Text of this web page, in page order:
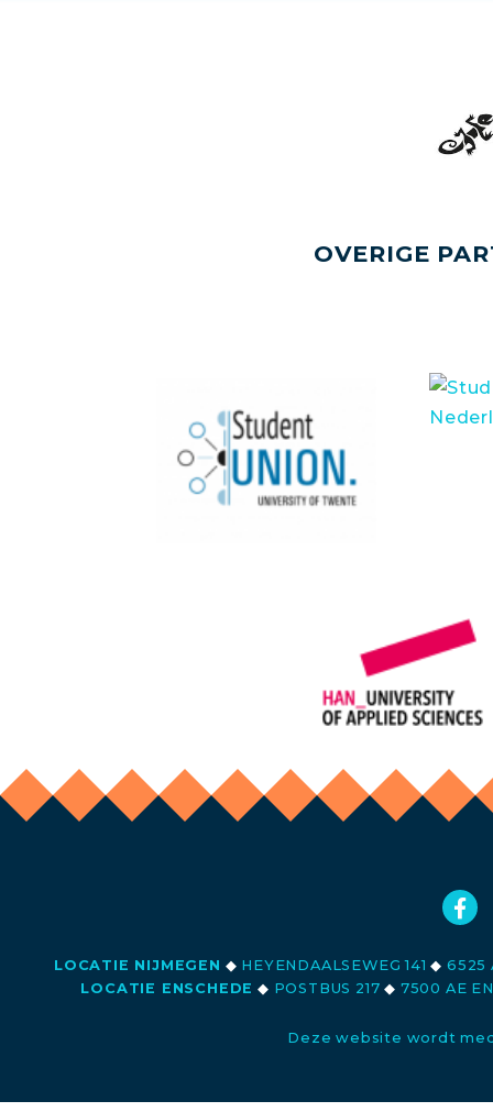
OVERIGE
LOCATIE NIJMEGEN ◆ HEYENDAALSEWEG 141◆ 6525
LOCATIE ENSCHEDE ◆ POSTBUS 217◆ 7500 AE
Deze website wordt